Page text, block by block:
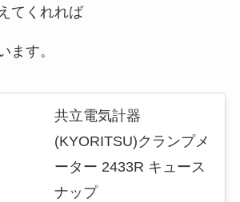
てくれれば
ます。
共立電気計器
(KYORITSU)クランプメ
ーター 2433R キュース
ナップ